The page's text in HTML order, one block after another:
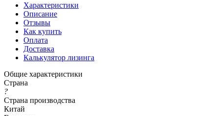
Характеристики
Описание
Отзывы
Как купить
Оплата
Доставка
Калькулятор лизинга
Общие характеристики
Страна
?
Страна производства
Китай